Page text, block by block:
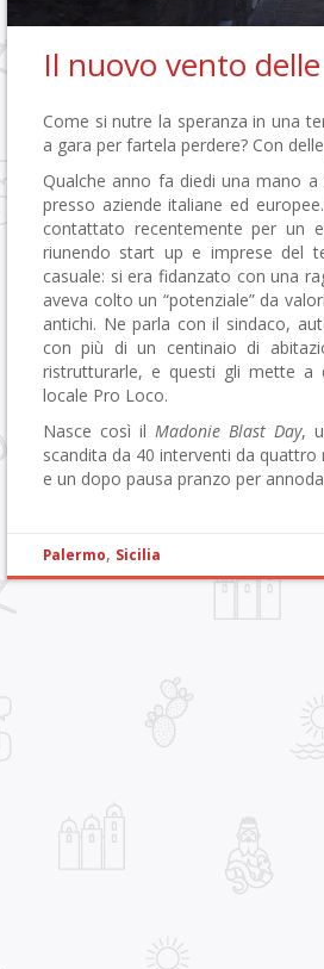
Il nuovo vento
Come si nutre la speranza in una
a gara per fartela perdere? Con
Qualche anno fa diedi una mano
presso aziende italiane ed
contattato recentemente per un
riunendo start up e imprese del
casuale: si era fidanzato con una
aveva colto un “potenziale” da
antichi. Ne parla con il sindaco,
con più di un centinaio di
ristrutturarle, e questi gli mette a
locale Pro Loco.
Nasce così il Madonie Blast Day,
scandita da 40 interventi da
e un dopo pausa pranzo per
Palermo, Sicilia